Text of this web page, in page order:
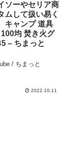
ソーやセリア商
ムして扱い易く
キャンプ 道具
均 焚き火グ
– ちまっと
/ ちまっと
2022.10.11